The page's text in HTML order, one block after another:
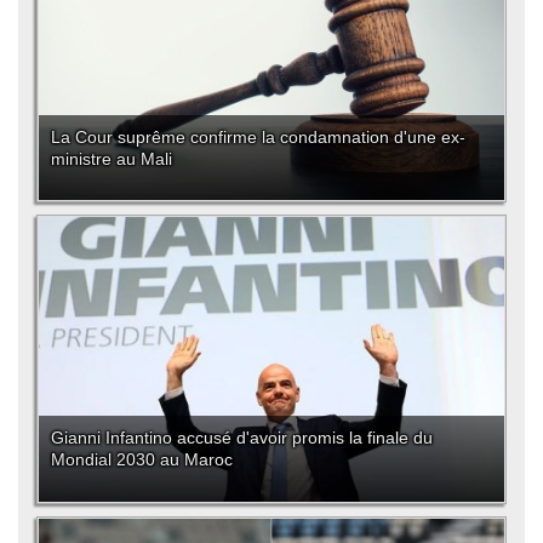
La Cour suprême confirme la condamnation d'une ex-
ministre au Mali
Gianni Infantino accusé d'avoir promis la finale du
Mondial 2030 au Maroc